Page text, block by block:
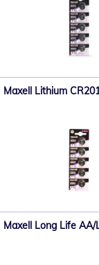
Maxell Lithium
Maxell Long Life